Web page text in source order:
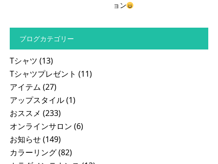
ョン
ブログカテゴリー
Tシャツ (13)
Tシャツプレゼント (11)
アイテム (27)
アップスタイル(1)
おススメ (233)
オンラインサロン (6)
お知らせ(149)
カラーリング(82)